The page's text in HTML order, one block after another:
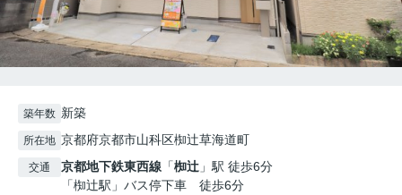
築年数 新築
所在地 京都府京都市山科区椥辻草海道町
交通 京都地下鉄東西線 「椥辻 」駅 徒歩6分
「椥辻駅」バス停下車 徒歩6分